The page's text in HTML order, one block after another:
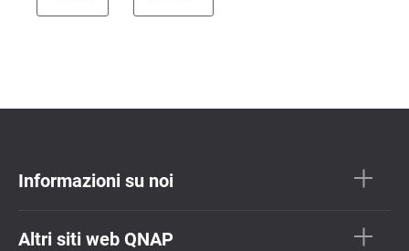
Informazioni su noi
Altri siti web QNAP